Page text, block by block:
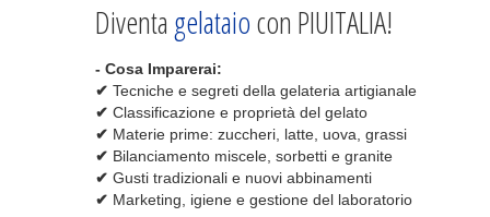
Diventa gelataiocon PIUITALIA!
- Cosa Imparerai:
✔ Tecniche e segreti della gelateria artigianale
✔ Classificazione e proprietà del gelato
✔ Materie prime: zuccheri, latte, uova, grassi
✔ Bilanciamento miscele, sorbetti e granite
✔ Gusti tradizionali e nuovi abbinamenti
✔ Marketing, igiene e gestione del laboratorio